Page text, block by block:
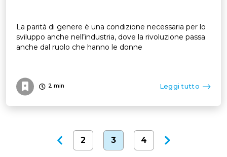
La parità di genere è una condizione necessaria per lo
sviluppo anche nell’industria, dove la rivoluzione passa
anche dal ruolo che hanno le donne
2 min Leggi tutto
2 3 4